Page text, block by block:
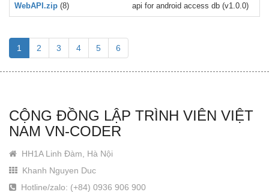
WebAPI.zip (8) api for android access db (v1.0.0)
1 2 3 4 5 6
CỘNG ĐỒNG LẬP TRÌNH VIÊN VIỆT
NAM VN-CODER
HH1A Linh Đàm, Hà Nội
Khanh Nguyen Duc
Hotline/zalo: (+84) 0936 906 900